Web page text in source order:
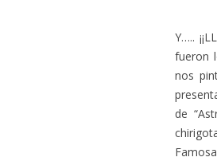
Y…..
fueron
nos
de